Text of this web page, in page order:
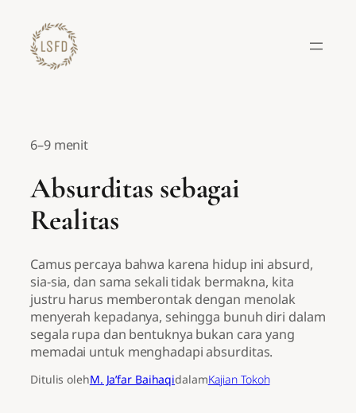
konten
6–9 menit
Absurditas sebagai
Realitas
Camus percaya bahwa karena hidup ini absurd,
sia-sia, dan sama sekali tidak bermakna, kita
justru harus memberontak dengan menolak
menyerah kepadanya, sehingga bunuh diri dalam
segala rupa dan bentuknya bukan cara yang
memadai untuk menghadapi absurditas.
Ditulis olehM. Ja’far BaihaqidalamKajian Tokoh